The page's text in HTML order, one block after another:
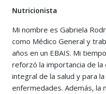
Nutricionista
Mi nombre es Gabriela
como Médico General y
años en un EBAIS. Mi
reforzó la importancia de la
integral de la salud y para
enfermedades. Además, la